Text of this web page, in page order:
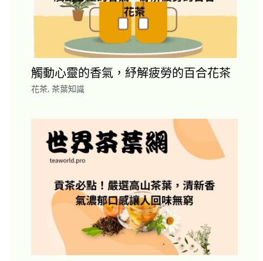
觸動心靈的香氣，紓解疲勞的百合花茶
花茶, 茶葉知識